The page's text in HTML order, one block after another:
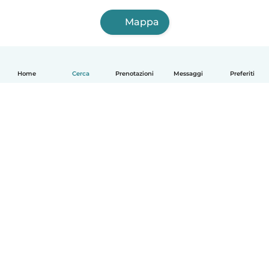
Home Cerca Prenotazioni Messaggi Preferiti
Mappa